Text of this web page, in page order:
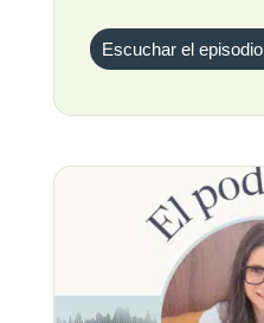
Escuchar el episodio